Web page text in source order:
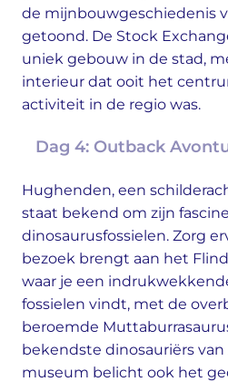
de mijnbouwgeschiedenis
getoond. De Stock
uniek gebouw in de stad,
interieur dat ooit het
activiteit in de regio was.
Dag 4: Outback
Hughenden, een
staat bekend om zijn
dinosaurusfossielen. Zorg
bezoek brengt aan het
waar je een
fossielen vindt, met de
beroemde
bekendste dinosauriërs van
museum belicht ook het